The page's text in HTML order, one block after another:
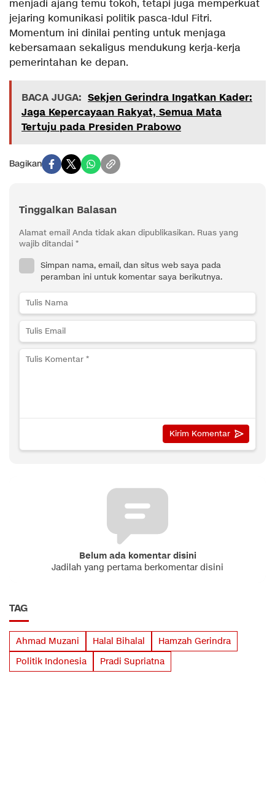
menjadi ajang temu tokoh, tetapi juga memperkuat
jejaring komunikasi politik pasca-Idul Fitri.
Momentum ini dinilai penting untuk menjaga
kebersamaan sekaligus mendukung kerja-kerja
pemerintahan ke depan.
BACA JUGA: Sekjen Gerindra Ingatkan Kader:
Jaga Kepercayaan Rakyat, Semua Mata
Tertuju pada Presiden Prabowo
Bagikan
Tinggalkan Balasan
Alamat email Anda tidak akan dipublikasikan. Ruas yang
wajib ditandai *
Simpan nama, email, dan situs web saya pada
peramban ini untuk komentar saya berikutnya.
Belum ada komentar disini
Jadilah yang pertama berkomentar disini
TAG
Ahmad Muzani Halal Bihalal
Hamzah Gerindra
Politik Indonesia
Pradi Supriatna